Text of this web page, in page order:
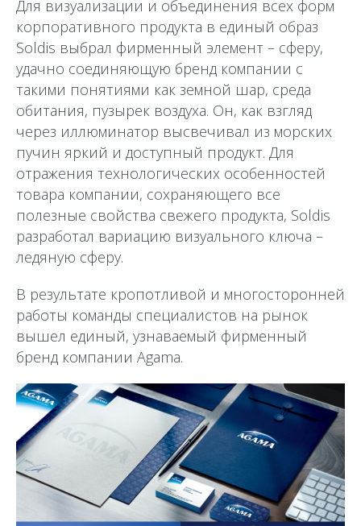
Для визуализации и объединения всех форм
корпоративного продукта в единый образ
Soldis выбрал фирменный элемент – сферу,
удачно соединяющую бренд компании с
такими понятиями как земной шар, среда
обитания, пузырек воздуха. Он, как взгляд
через иллюминатор высвечивал из морских
пучин яркий и доступный продукт. Для
отражения технологических особенностей
товара компании, сохраняющего все
полезные свойства свежего продукта, Soldis
разработал вариацию визуального ключа –
ледяную сферу.
В результате кропотливой и многосторонней
работы команды специалистов на рынок
вышел единый, узнаваемый фирменный
бренд компании Agama.